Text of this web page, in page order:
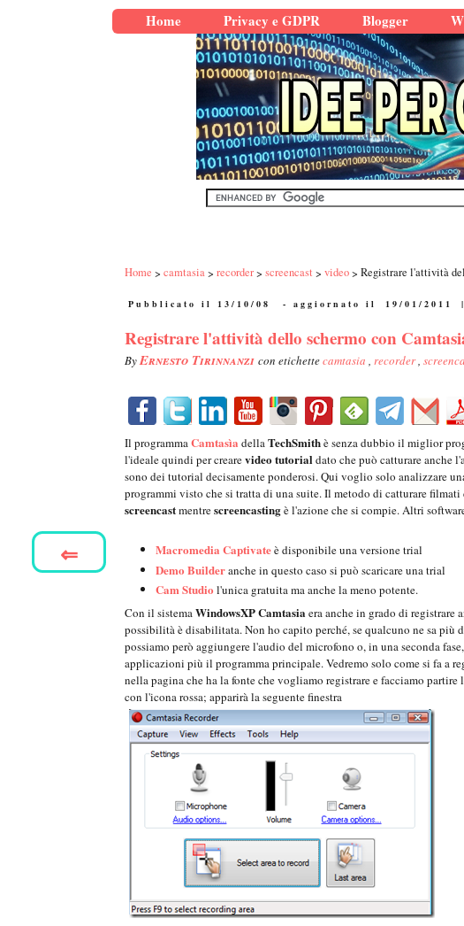
Home Privacy e GDPR Blogger
Home camtasia recorder screencast video Registrare l'attività
Pubblicato il 13/10/08 - aggiornato il 19/01/2011 |
Registrare l'attività dello schermo con
ByErnesto Tirinnanzi con etichettecamtasia , recorder,
Il programmaCamtasìa dellaTechSmithè senza dubbio il miglior
l'ideale quindi per crearevideo tutorialdato che può catturare anche
sono dei tutorial decisamente ponderosi. Qui voglio solo analizzare
programmi visto che si tratta di una suite. Il metodo di catturare
screencastmentrescreencastingè l'azione che si compie. Altri
Macromedia Captivateè disponibile una versione trial
Demo Builderanche in questo caso si può scaricare una trial
Cam Studio l'unica gratuita ma anche la meno potente.
Con il sistemaWindowsXP Camtasiaera anche in grado di registrare
possibilità è disabilitata. Non ho capito perché, se qualcuno ne sa più
possiamo però aggiungere l'audio del microfono o, in una seconda
applicazioni più il programma principale. Vedremo solo come si fa a
nella pagina che ha la fonte che vogliamo registrare e facciamo
con l'icona rossa; apparirà la seguente finestra
⇐